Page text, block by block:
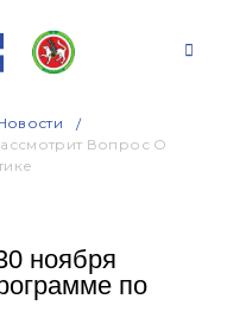
Вопрос О
ноября
по